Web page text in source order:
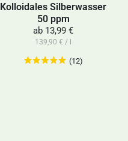
Kolloidales Silberwasser
50 ppm
ab 13,99 €
139,90 € / l
(12)